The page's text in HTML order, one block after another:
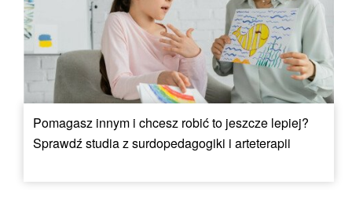
Pomagasz innym i chcesz robić to jeszcze lepiej?
Sprawdź studia z surdopedagogiki i arteterapii